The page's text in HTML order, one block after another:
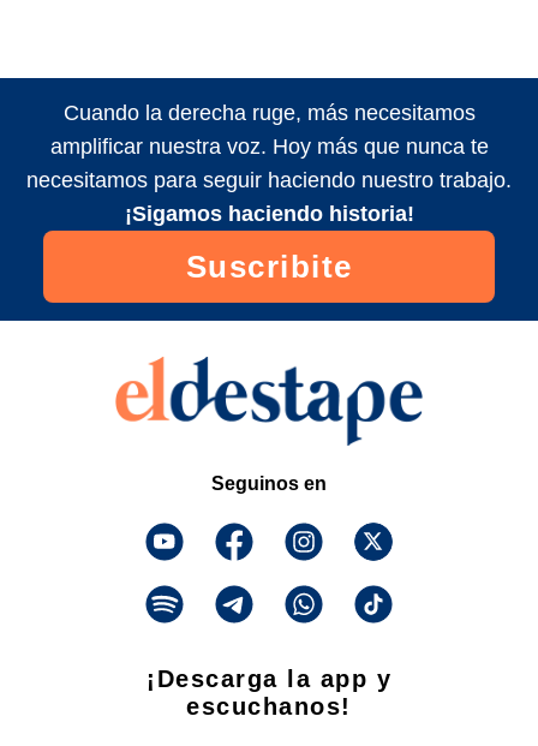
Cuando la derecha ruge, más necesitamos
amplificar nuestra voz. Hoy más que nunca te
necesitamos para seguir haciendo nuestro trabajo.
¡Sigamos haciendo historia!
Suscribite
Seguinos en
¡Descarga la app y
escuchanos!